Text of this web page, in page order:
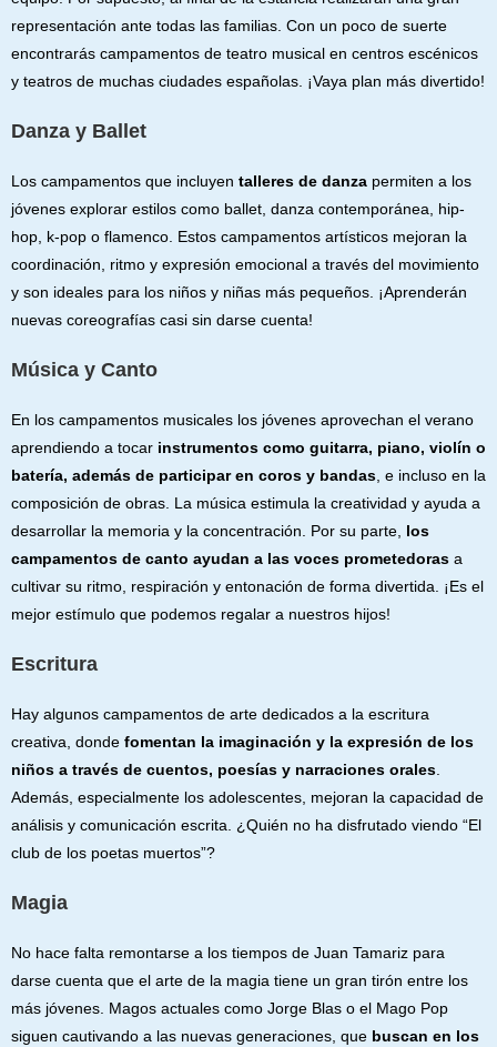
representación ante todas las familias. Con un poco de suerte
encontrarás campamentos de teatro musical en centros escénicos
y teatros de muchas ciudades españolas. ¡Vaya plan más divertido!
Danza y Ballet
Los campamentos que incluyen talleres de danza permiten a los
jóvenes explorar estilos como ballet, danza contemporánea, hip-
hop, k-pop o flamenco. Estos campamentos artísticos mejoran la
coordinación, ritmo y expresión emocional a través del movimiento
y son ideales para los niños y niñas más pequeños. ¡Aprenderán
nuevas coreografías casi sin darse cuenta!
Música y Canto
En los campamentos musicales los jóvenes aprovechan el verano
aprendiendo a tocar instrumentos como guitarra, piano, violín o
batería, además de participar en coros y bandas, e incluso en la
composición de obras. La música estimula la creatividad y ayuda a
desarrollar la memoria y la concentración. Por su parte, los
campamentos de canto ayudan a las voces prometedoras a
cultivar su ritmo, respiración y entonación de forma divertida. ¡Es el
mejor estímulo que podemos regalar a nuestros hijos!
Escritura
Hay algunos campamentos de arte dedicados a la escritura
creativa, donde fomentan la imaginación y la expresión de los
niños a través de cuentos, poesías y narraciones orales.
Además, especialmente los adolescentes, mejoran la capacidad de
análisis y comunicación escrita. ¿Quién no ha disfrutado viendo “El
club de los poetas muertos”?
Magia
No hace falta remontarse a los tiempos de Juan Tamariz para
darse cuenta que el arte de la magia tiene un gran tirón entre los
más jóvenes. Magos actuales como Jorge Blas o el Mago Pop
siguen cautivando a las nuevas generaciones, que buscan en los